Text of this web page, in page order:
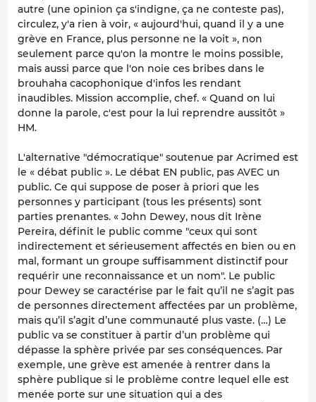
autre (une opinion ça s'indigne, ça ne conteste pas),
circulez, y'a rien à voir, « aujourd'hui, quand il y a une
grève en France, plus personne ne la voit », non
seulement parce qu'on la montre le moins possible,
mais aussi parce que l'on noie ces bribes dans le
brouhaha cacophonique d'infos les rendant
inaudibles. Mission accomplie, chef. « Quand on lui
donne la parole, c'est pour la lui reprendre aussitôt »
HM.
L'alternative "démocratique" soutenue par Acrimed est
le « débat public ». Le débat EN public, pas AVEC un
public. Ce qui suppose de poser à priori que les
personnes y participant (tous les présents) sont
parties prenantes. « John Dewey, nous dit Irène
Pereira, définit le public comme "ceux qui sont
indirectement et sérieusement affectés en bien ou en
mal, formant un groupe suffisamment distinctif pour
requérir une reconnaissance et un nom". Le public
pour Dewey se caractérise par le fait qu’il ne s’agit pas
de personnes directement affectées par un problème,
mais qu’il s’agit d’une communauté plus vaste. (…) Le
public va se constituer à partir d’un problème qui
dépasse la sphère privée par ses conséquences. Par
exemple, une grève est amenée à rentrer dans la
sphère publique si le problème contre lequel elle est
menée porte sur une situation qui a des